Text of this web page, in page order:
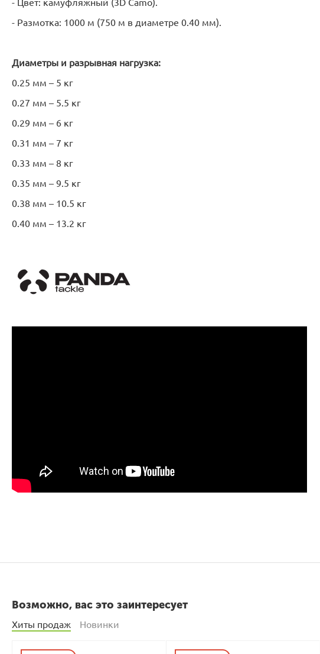
- Размотка: 1000 м (750 м в диаметре 0.40 мм).
Диаметры и разрывная нагрузка:
0.25 мм – 5 кг
0.27 мм – 5.5 кг
0.29 мм – 6 кг
0.31 мм – 7 кг
0.33 мм – 8 кг
0.35 мм – 9.5 кг
0.38 мм – 10.5 кг
0.40 мм – 13.2 кг
Возможно, вас это заинтересует
Хиты продаж Новинки